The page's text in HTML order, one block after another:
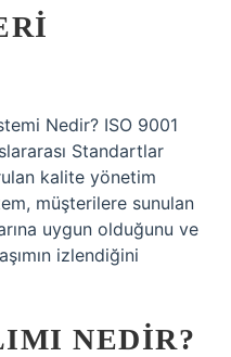
Nedir? ISO 9001
Standartlar
kalite yönetim
müşterilere sunulan
uygun olduğunu ve
izlendiğini
NEDIR?